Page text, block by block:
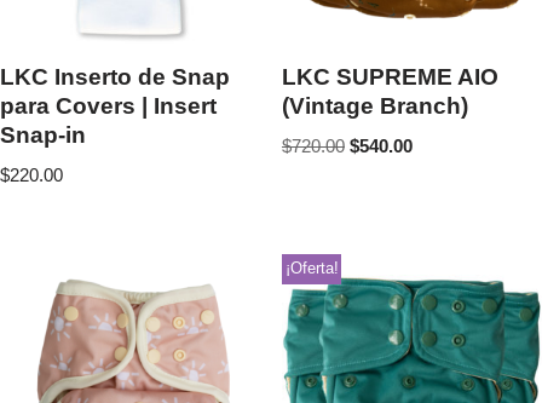
LKC Inserto de Snap
para Covers | Insert
Snap-in
$220.00
LKC SUPREME AIO
(Vintage Branch)
$720.00 $540.00
¡Oferta!